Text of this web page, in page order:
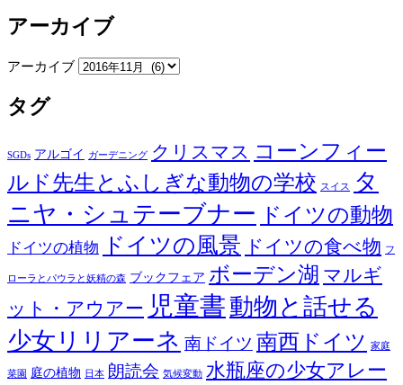
アーカイブ
アーカイブ
タグ
SGDs アルゴイ ガーデニング クリスマス コーンフィー
ルド先生とふしぎな動物の学校 スイス
タ
ニヤ・シュテーブナー ドイツの動物
ドイツの植物 ドイツの風景 ドイツの食べ物 フ
ローラとパウラと妖精の森 ブックフェア ボーデン湖 マルギ
ット・アウアー 児童書 動物と話せる
少女リリアーネ 南ドイツ 南西ドイツ 家庭
菜園 庭の植物 日本 朗読会 気候変動 水瓶座の少女アレー